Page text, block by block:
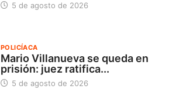
5 de agosto de 2026
POLICÍACA
Mario Villanueva se queda en
prisión: juez ratifica...
5 de agosto de 2026